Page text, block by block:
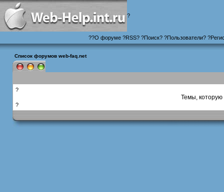
?
??О форуме?RSS? ?Поиск? ?Пользователи? ?
Список форумов web-faq.net
?
Темы, которую
?